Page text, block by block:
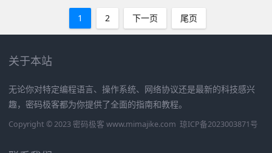
1 2 下一页 尾页
关于本站
无论你对特定编程语言、操作系统、网络协议还是最新的科技感兴
趣，密码极客都为你提供了全面的指南和教程。
Copyright © 2023 密码极客 www.mimajike.com 琼ICP备2023003871号